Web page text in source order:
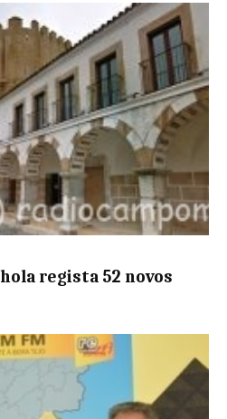
regista 52 novos